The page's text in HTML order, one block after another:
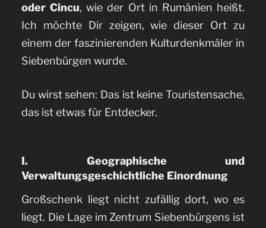
oder Cincu, wie der Ort in Rumänien heißt.
Ich möchte Dir zeigen, wie dieser Ort zu
einem der faszinierenden Kulturdenkmäler in
Siebenbürgen wurde.
Du wirst sehen: Das ist keine Touristensache,
das ist etwas für Entdecker.
I. Geographische und
Verwaltungsgeschichtliche Einordnung
Großschenk liegt nicht zufällig dort, wo es
liegt. Die Lage im Zentrum Siebenbürgens ist